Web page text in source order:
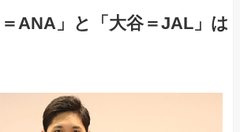
＝ANA」と「大谷＝JAL」は